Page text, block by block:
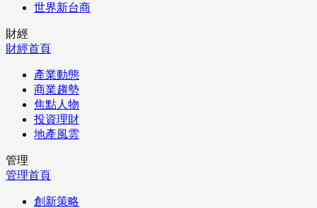
世界新台商
財經
財經首頁
產業動態
商業趨勢
焦點人物
投資理財
地產風雲
管理
管理首頁
創新策略